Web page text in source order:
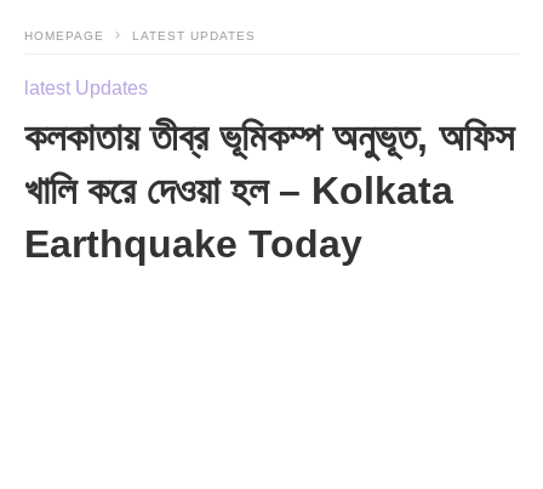
HOMEPAGE LATEST UPDATES
latest Updates
কলকাতায় তীব্র ভূমিকম্প অনুভূত, অফিস
খালি করে দেওয়া হল – Kolkata
Earthquake Today